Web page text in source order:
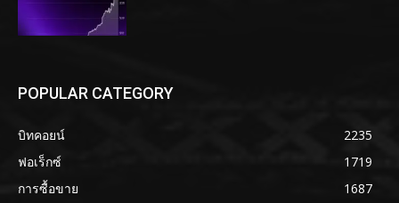
POPULAR CATEGORY
บิทคอยน์
2235
ฟอเร็กซ์
1719
การซื้อขาย
1687